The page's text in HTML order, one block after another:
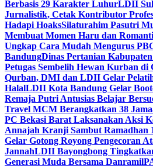
Berbasis 29 Karakter LuhurLDII
Jurnalistik, Cetak Kontributor
Hadapi HoaksSilaturahim Pasutri
Membuat Momen Haru dan
Ungkap Cara Mudah Mengurus
BandungDinas Pertanian
Petugas Sembelih Hewan Kurban di
Qurban, DMI dan LDII Gelar
HalalLDII Kota Bandung Gelar
Remaja Putri Antusias Belajar
Travel MCM Berangkatkan 38
PC Bekasi Barat Laksanakan Aksi
Annajah Kranji Sambut Ramadhan
Gelar Gotong Royong Pengecoran
JannahLDII Bayongbong
Generasi Muda Bersama Danramil